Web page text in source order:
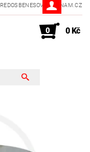
REDOSBENESOV@SEZNAM.CZ
0 0 Kč